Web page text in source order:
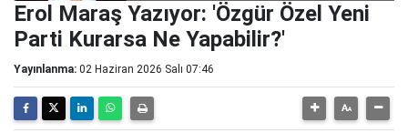
Erol Maraş Yazıyor: 'Özgür Özel Yeni
Parti Kurarsa Ne Yapabilir?'
Yayınlanma: 02 Haziran 2026 Salı 07:46